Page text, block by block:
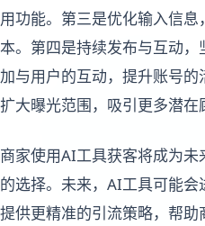
功能。第三是优化输入信
。第四是持续发布与互动
与用户的互动，提升账号
大曝光范围，吸引更多潜在
家使用AI工具获客将成为
选择。未来，AI工具可能
供更精准的引流策略，帮